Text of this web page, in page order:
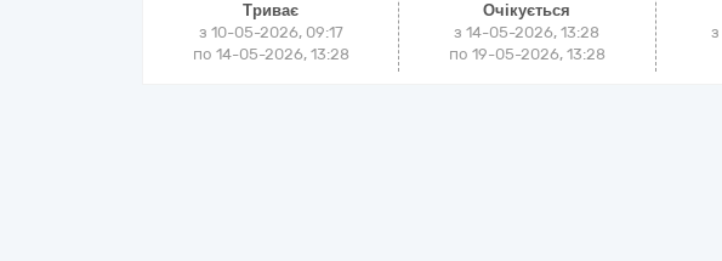
Триває
з 10-05-2026, 09:17
по 14-05-2026, 13:28
Очікується
з 14-05-2026, 13:28
по 19-05-2026, 13:28
з